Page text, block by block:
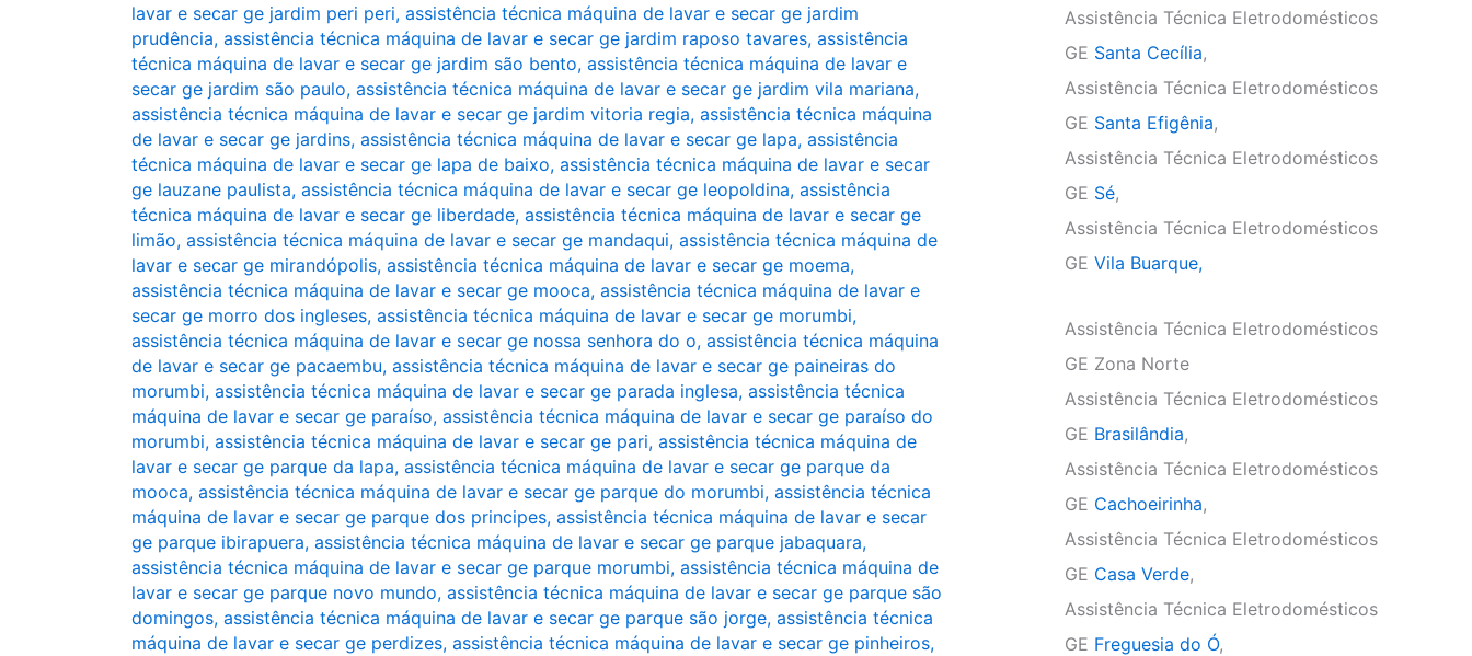
lavar e secar ge jardim peri peri, assistência técnica máquina de lavar e secar ge jardim
prudência, assistência técnica máquina de lavar e secar ge jardim raposo tavares, assistência
técnica máquina de lavar e secar ge jardim são bento, assistência técnica máquina de lavar e
secar ge jardim são paulo, assistência técnica máquina de lavar e secar ge jardim vila mariana,
assistência técnica máquina de lavar e secar ge jardim vitoria regia, assistência técnica máquina
de lavar e secar ge jardins, assistência técnica máquina de lavar e secar ge lapa, assistência
técnica máquina de lavar e secar ge lapa de baixo, assistência técnica máquina de lavar e secar
ge lauzane paulista, assistência técnica máquina de lavar e secar ge leopoldina, assistência
técnica máquina de lavar e secar ge liberdade, assistência técnica máquina de lavar e secar ge
limão, assistência técnica máquina de lavar e secar ge mandaqui, assistência técnica máquina de
lavar e secar ge mirandópolis, assistência técnica máquina de lavar e secar ge moema,
assistência técnica máquina de lavar e secar ge mooca, assistência técnica máquina de lavar e
secar ge morro dos ingleses, assistência técnica máquina de lavar e secar ge morumbi,
assistência técnica máquina de lavar e secar ge nossa senhora do o, assistência técnica máquina
de lavar e secar ge pacaembu, assistência técnica máquina de lavar e secar ge paineiras do
morumbi, assistência técnica máquina de lavar e secar ge parada inglesa, assistência técnica
máquina de lavar e secar ge paraíso, assistência técnica máquina de lavar e secar ge paraíso do
morumbi, assistência técnica máquina de lavar e secar ge pari, assistência técnica máquina de
lavar e secar ge parque da lapa, assistência técnica máquina de lavar e secar ge parque da
mooca, assistência técnica máquina de lavar e secar ge parque do morumbi, assistência técnica
máquina de lavar e secar ge parque dos principes, assistência técnica máquina de lavar e secar
ge parque ibirapuera, assistência técnica máquina de lavar e secar ge parque jabaquara,
assistência técnica máquina de lavar e secar ge parque morumbi, assistência técnica máquina de
lavar e secar ge parque novo mundo, assistência técnica máquina de lavar e secar ge parque são
domingos, assistência técnica máquina de lavar e secar ge parque são jorge, assistência técnica
máquina de lavar e secar ge perdizes, assistência técnica máquina de lavar e secar ge pinheiros,
Assistência Técnica Eletrodomésticos
GE Santa Cecília,
Assistência Técnica Eletrodomésticos
GE Santa Efigênia,
Assistência Técnica Eletrodomésticos
GE Sé,
Assistência Técnica Eletrodomésticos
GE Vila Buarque,
Assistência Técnica Eletrodomésticos
GE Zona Norte
Assistência Técnica Eletrodomésticos
GE Brasilândia,
Assistência Técnica Eletrodomésticos
GE Cachoeirinha,
Assistência Técnica Eletrodomésticos
GE Casa Verde,
Assistência Técnica Eletrodomésticos
GE Freguesia do Ó,